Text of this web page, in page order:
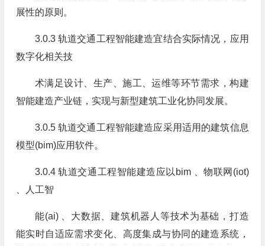
展性的原则。
3.0.3 轨道交通工程智能建造宜结合实际情况，应用
数字化相关技
术满足设计、生产、施工、运维等环节需求，构建
智能建造产业链，实现与新型建筑工业化协同发展。
3.0.5 轨道交通工程智能建造应采用适用的建筑信息
模型(bim)应用软件。
3.0.4 轨道交通工程智能建造应以bim 、物联网(iot)
、人工智
能(ai) 、大数据、建筑机器人等技术为基础，打造
能实时自适应需求变化、高度集成与协同的建造系统，